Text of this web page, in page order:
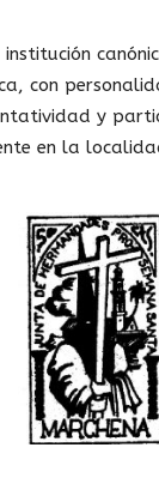
con
y
en la